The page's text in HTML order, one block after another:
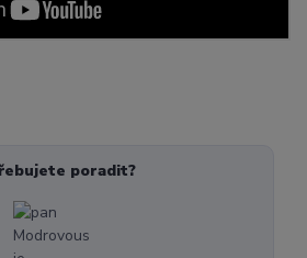
poradit?